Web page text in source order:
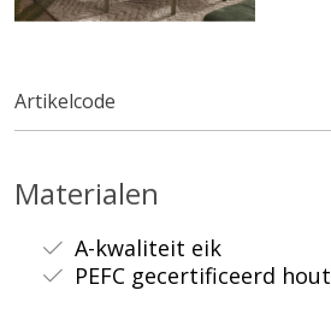
Artikelcode
Materialen
A-kwaliteit eik
PEFC gecertificeerd hout